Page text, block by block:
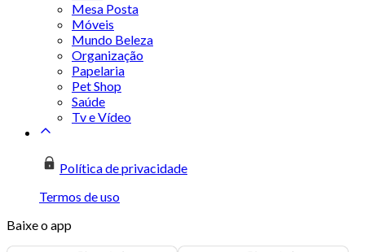
Mesa Posta
Móveis
Mundo Beleza
Organização
Papelaria
Pet Shop
Saúde
Tv e Vídeo
Política de privacidade
Termos de uso
Baixe o app